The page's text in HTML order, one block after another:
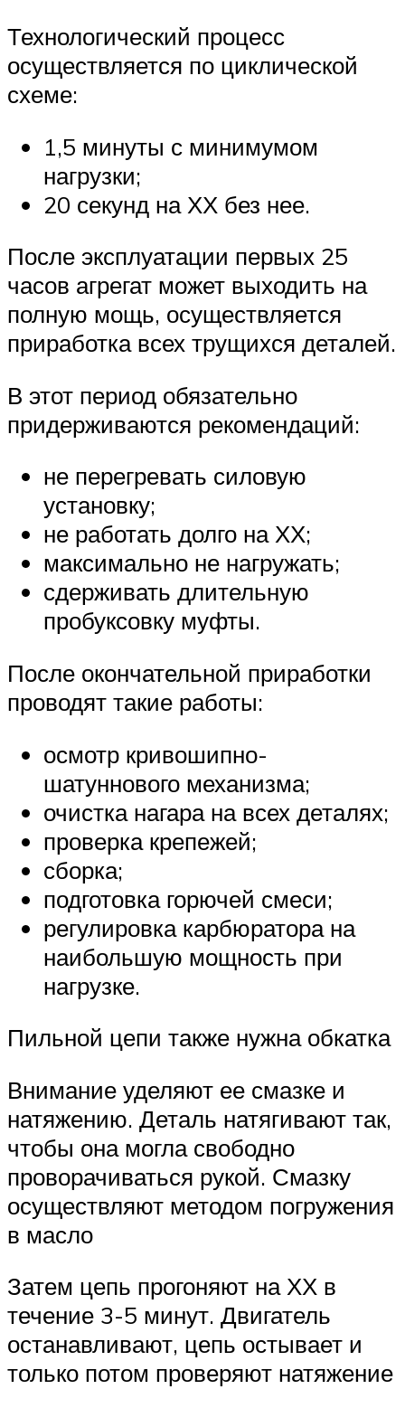
Технологический процесс
осуществляется по циклической
схеме:
1,5 минуты с минимумом
нагрузки;
20 секунд на ХХ без нее.
После эксплуатации первых 25
часов агрегат может выходить на
полную мощь, осуществляется
приработка всех трущихся деталей.
В этот период обязательно
придерживаются рекомендаций:
не перегревать силовую
установку;
не работать долго на ХХ;
максимально не нагружать;
сдерживать длительную
пробуксовку муфты.
После окончательной приработки
проводят такие работы:
осмотр кривошипно-
шатуннового механизма;
очистка нагара на всех деталях;
проверка крепежей;
сборка;
подготовка горючей смеси;
регулировка карбюратора на
наибольшую мощность при
нагрузке.
Пильной цепи также нужна обкатка
Внимание уделяют ее смазке и
натяжению. Деталь натягивают так,
чтобы она могла свободно
проворачиваться рукой. Смазку
осуществляют методом погружения
в масло
Затем цепь прогоняют на ХХ в
течение 3-5 минут. Двигатель
останавливают, цепь остывает и
только потом проверяют натяжение